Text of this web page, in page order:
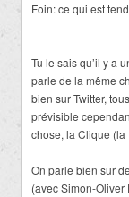
Foin: ce qui est
Tu le sais qu’il y a
parle de la même
bien sur Twitter,
prévisible
chose, la Clique (la
On parle bien sûr
(avec Simon-Oliver